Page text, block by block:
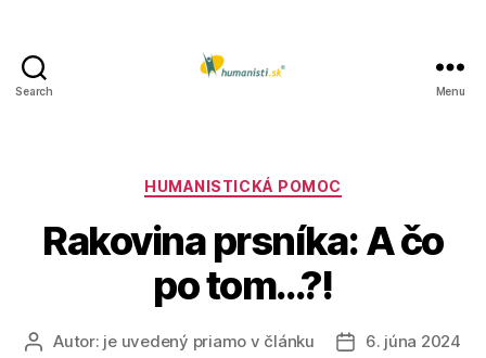
Search Menu
Kategórie
HUMANISTICKÁ POMOC
Rakovina prsníka: A čo
po tom…?!
AutorAutor: je uvedený priamo v článku
Dátum
6. júna 2024